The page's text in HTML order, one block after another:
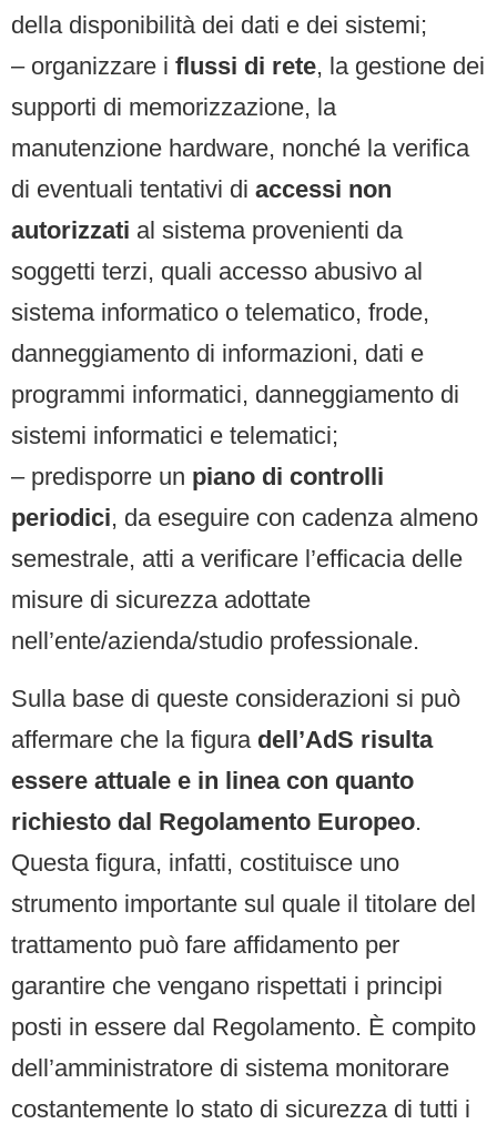
della disponibilità dei dati e dei sistemi;
– organizzare i flussi di rete, la gestione dei
supporti di memorizzazione, la
manutenzione hardware, nonché la verifica
di eventuali tentativi di accessi non
autorizzati al sistema provenienti da
soggetti terzi, quali accesso abusivo al
sistema informatico o telematico, frode,
danneggiamento di informazioni, dati e
programmi informatici, danneggiamento di
sistemi informatici e telematici;
– predisporre un piano di controlli
periodici, da eseguire con cadenza almeno
semestrale, atti a verificare l’efficacia delle
misure di sicurezza adottate
nell’ente/azienda/studio professionale.
Sulla base di queste considerazioni si può
affermare che la figura dell’AdS risulta
essere attuale e in linea con quanto
richiesto dal Regolamento Europeo.
Questa figura, infatti, costituisce uno
strumento importante sul quale il titolare del
trattamento può fare affidamento per
garantire che vengano rispettati i principi
posti in essere dal Regolamento. È compito
dell’amministratore di sistema monitorare
costantemente lo stato di sicurezza di tutti i